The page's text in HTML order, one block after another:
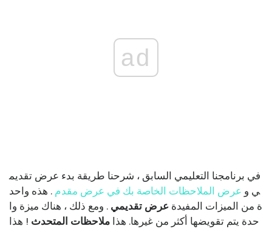
ad
في برنامجنا التعليمي السابق ، شرحنا طريقة بدء عرض تقديم
ي و عرض الملاحظات الخاصة بك في عرض مقدم . هذه واحد
ة من الميزات المفيدة عرض تقديمي . ومع ذلك ، هناك ميزة وا
حدة يتم تقويضها أكثر من غيرها. هذا ملاحظات المتحدث ! هذا